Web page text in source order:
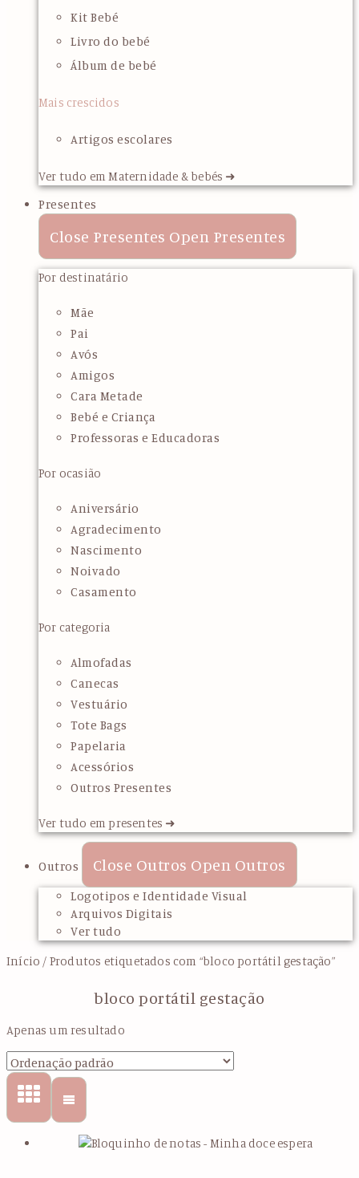
Kit Bebé
Livro do bebé
Álbum de bebé
Mais crescidos
Artigos escolares
Ver tudo em Maternidade & bebés ➜
Presentes
Close Presentes Open Presentes
Por destinatário
Mãe
Pai
Avós
Amigos
Cara Metade
Bebé e Criança
Professoras e Educadoras
Por ocasião
Aniversário
Agradecimento
Nascimento
Noivado
Casamento
Por categoria
Almofadas
Canecas
Vestuário
Tote Bags
Papelaria
Acessórios
Outros Presentes
Ver tudo em presentes ➜
Outros Close Outros Open Outros
Logotipos e Identidade Visual
Arquivos Digitais
Ver tudo
Início / Produtos etiquetados com “bloco portátil gestação”
bloco portátil gestação
Apenas um resultado